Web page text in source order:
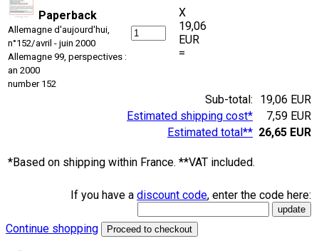
Paperback
Allemagne d'aujourd'hui,
n°152/avril - juin 2000
Allemagne 99, perspectives :
an 2000
number 152
X
19,06
EUR
=
Sub-total:
19,06 EUR
Estimated shipping cost*
7,59 EUR
Estimated total** 26,65 EUR
*Based on shipping within France. **VAT included.
If you have a discount code, enter the code here:
Continue shopping Proceed to checkout